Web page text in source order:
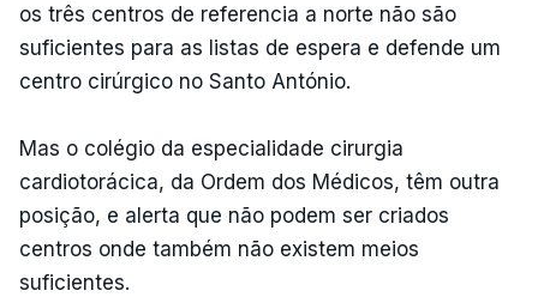
os três centros de referencia a norte não são
suficientes para as listas de espera e defende um
centro cirúrgico no Santo António.
Mas o colégio da especialidade cirurgia
cardiotorácica, da Ordem dos Médicos, têm outra
posição, e alerta que não podem ser criados
centros onde também não existem meios
suficientes.